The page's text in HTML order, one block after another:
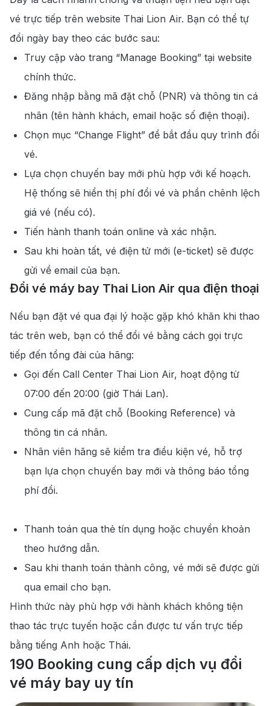
vé trực tiếp trên website Thai Lion Air. Bạn có thể tự
đổi ngày bay theo các bước sau:
Truy cập vào trang “Manage Booking” tại website
chính thức.
Đăng nhập bằng mã đặt chỗ (PNR) và thông tin cá
nhân (tên hành khách, email hoặc số điện thoại).
Chọn mục “Change Flight” để bắt đầu quy trình đổi
vé.
Lựa chọn chuyến bay mới phù hợp với kế hoạch.
Hệ thống sẽ hiển thị phí đổi vé và phần chênh lệch
giá vé (nếu có).
Tiến hành thanh toán online và xác nhận.
Sau khi hoàn tất, vé điện tử mới (e-ticket) sẽ được
gửi về email của bạn.
Đổi vé máy bay Thai Lion Air qua điện thoại
Nếu bạn đặt vé qua đại lý hoặc gặp khó khăn khi thao
tác trên web, bạn có thể đổi vé bằng cách gọi trực
tiếp đến tổng đài của hãng:
Gọi đến Call Center Thai Lion Air, hoạt động từ
07:00 đến 20:00 (giờ Thái Lan).
Cung cấp mã đặt chỗ (Booking Reference) và
thông tin cá nhân.
Nhân viên hãng sẽ kiểm tra điều kiện vé, hỗ trợ
bạn lựa chọn chuyến bay mới và thông báo tổng
phí đổi.
Thanh toán qua thẻ tín dụng hoặc chuyển khoản
theo hướng dẫn.
Sau khi thanh toán thành công, vé mới sẽ được gửi
qua email cho bạn.
Hình thức này phù hợp với hành khách không tiện
thao tác trực tuyến hoặc cần được tư vấn trực tiếp
bằng tiếng Anh hoặc Thái.
190 Booking cung cấp dịch vụ đổi
vé máy bay uy tín